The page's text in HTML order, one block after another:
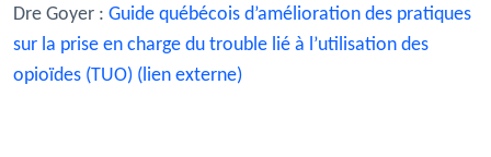
Dre Goyer : Guide québécois d’amélioration des pratiques
sur la prise en charge du trouble lié à l’utilisation des
opioïdes (TUO) (lien externe)